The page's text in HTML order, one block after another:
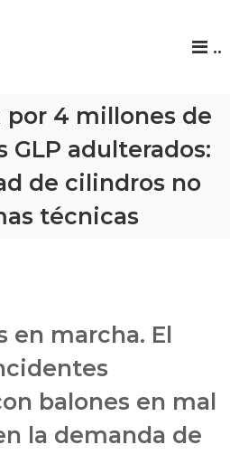
..
por 4 millones de
GLP adulterados:
de cilindros no
técnicas
en marcha. El
balones en mal
la demanda de